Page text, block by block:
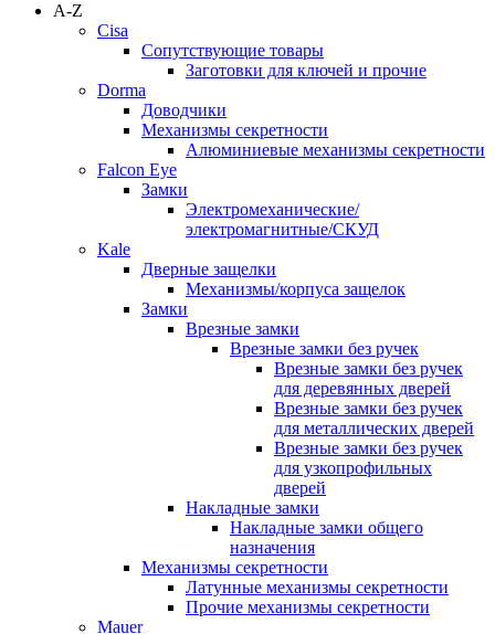
A-Z
Cisa
Сопутствующие товары
Заготовки для ключей и прочие
Dorma
Доводчики
Механизмы секретности
Алюминиевые механизмы секретности
Falcon Eye
Замки
Электромеханические/
электромагнитные/СКУД
Kale
Дверные защелки
Механизмы/корпуса защелок
Замки
Врезные замки
Врезные замки без ручек
Врезные замки без ручек
для деревянных дверей
Врезные замки без ручек
для металлических дверей
Врезные замки без ручек
для узкопрофильных
дверей
Накладные замки
Накладные замки общего
назначения
Механизмы секретности
Латунные механизмы секретности
Прочие механизмы секретности
Mauer